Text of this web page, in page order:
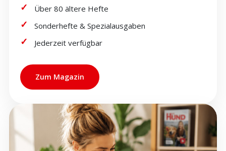
Über 80 ältere Hefte
Sonderhefte & Spezialausgaben
Jederzeit verfügbar
Zum Magazin